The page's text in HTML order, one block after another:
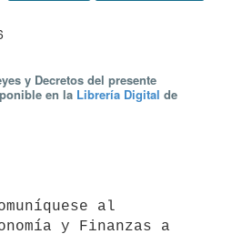
y Decretos del presente
en la Librería Digital de
y Finanzas a